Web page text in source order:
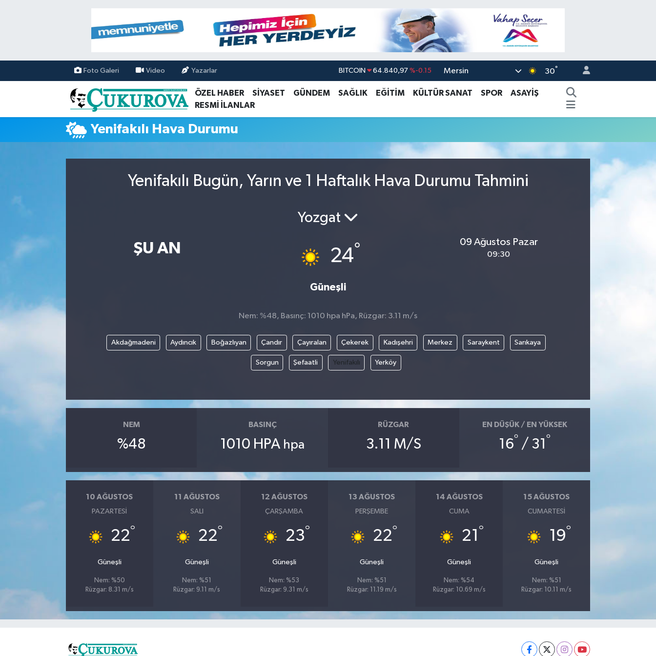
Foto Galeri Video Yazarlar BITCOIN 64.840,97 %-0.15
DOLAR 47,7436 %0.18
GRAM ALTIN 6660.55 %0
BİST100 13.779 %-14
Mersin 30°
ÖZEL HABER SİYASET GÜNDEM SAĞLIK EĞİTİM KÜLTÜR SANAT SPOR
ASAYİŞ
RESMİ İLANLAR
Yenifakılı Hava Durumu
Yenifakılı Bugün, Yarın ve 1 Haftalık Hava Durumu Tahmini
ŞU AN
Yozgat
24°
Güneşli
09 Ağustos Pazar
09:30
Nem: %48, Basınç: 1010 hpa hPa, Rüzgar: 3.11 m/s
Akdağmadeni Aydıncık Boğazlıyan Çandır Çayıralan Çekerek Kadışehri Merkez Saraykent Sarıkaya
Sorgun Şefaatli Yenifakılı Yerköy
NEM
%48
BASINÇ
1010 HPA hpa
RÜZGAR
3.11 M/S
EN DÜŞÜK / EN YÜKSEK
16° / 31 °
10 AĞUSTOS
PAZARTESI
22°
Güneşli
Nem: %50
Rüzgar: 8.31 m/s
11 AĞUSTOS
SALI
22°
Güneşli
Nem: %51
Rüzgar: 9.11 m/s
12 AĞUSTOS
ÇARŞAMBA
23°
Güneşli
Nem: %53
Rüzgar: 9.31 m/s
13 AĞUSTOS
PERŞEMBE
22°
Güneşli
Nem: %51
Rüzgar: 11.19 m/s
14 AĞUSTOS
CUMA
21 °
Güneşli
Nem: %54
Rüzgar: 10.69 m/s
15 AĞUSTOS
CUMARTESI
19°
Güneşli
Nem: %51
Rüzgar: 10.11 m/s
Mersin Nöbetçi Eczaneler
Mersin Hava Durumu
Mersin Namaz Vakitleri
Mersin Trafik Yoğunluk Haritası
Süper Lig Puan Durumu ve Fikstür
Tüm Manşetler